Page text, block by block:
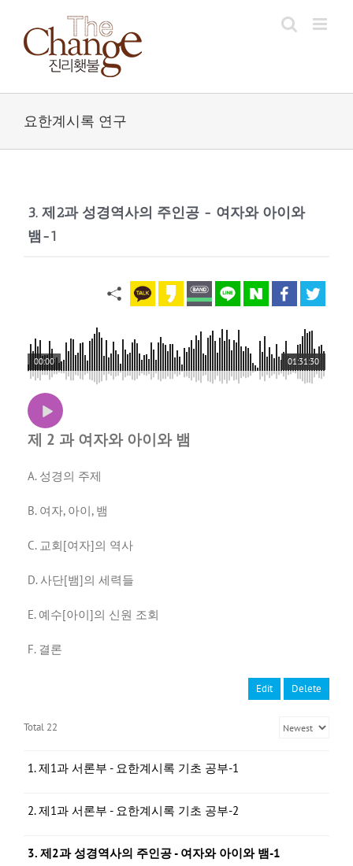
content
요한계시록 연구
3. 제2과 성경역사의 주인공 - 여자와 아이와
뱀-1
01:31:30
00:00
제 2 과 여자와 아이와 뱀
A. 성경의 주제
B. 여자, 아이, 뱀
C. 교회[여자]의 역사
D. 사단[뱀]의 세력들
E. 예수[아이]의 신원 조회
F. 결론
Edit Delete
Total 22
1. 제1과 서론부 - 요한계시록 기초 공부-1
2. 제1과 서론부 - 요한계시록 기초 공부-2
3. 제2과 성경역사의 주인공 - 여자와 아이와 뱀-1